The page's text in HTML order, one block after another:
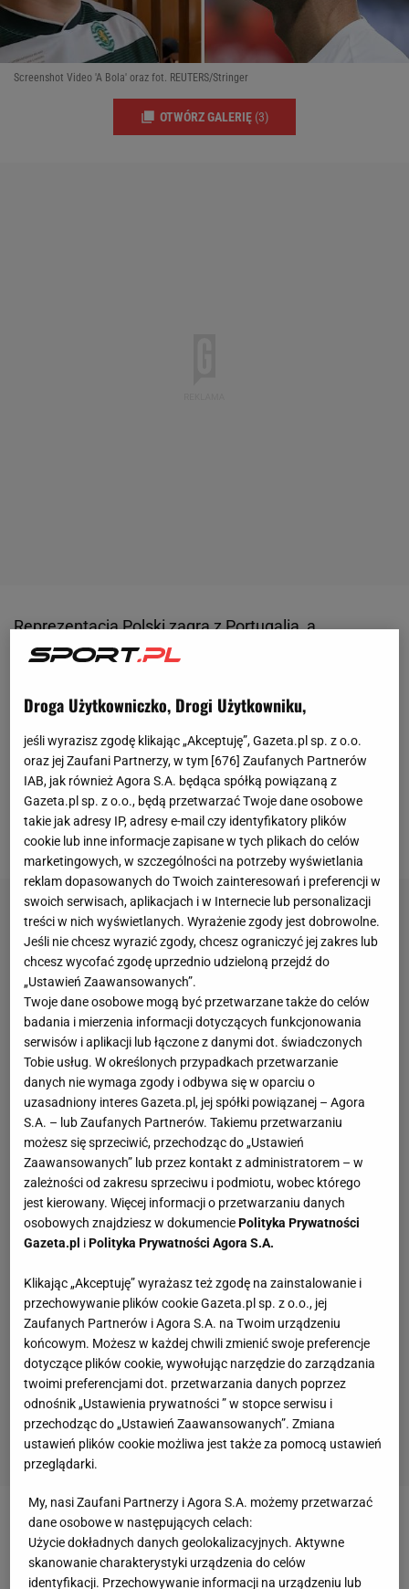
Screenshot Video 'A Bola' oraz fot. REUTERS/Stringer
OTWÓRZ GALERIĘ (3)
Reprezentacja Polski zagra z Portugalią, a
oczywiście największe wrażenie na
wykupili bilety na spotkanie, pod hotelem
portugalskiej kadry stali godzinami, by chociaż
zobaczyć 39-latka, a także polowali na zdjęcia i
autografy. Ronaldo pokusił się jedynie o pomachanie
do kibiców po wyjściu z autokaru, a i tak wywołał
ogromną wrzawę.
Zobacz wideoPortugalia i Ronaldo przybyli do
Warszawy. Kibice czekali na gwiazdy kilka godzin
Droga Użytkowniczko, Drogi Użytkowniku,
jeśli wyrazisz zgodę klikając „Akceptuję”, Gazeta.pl sp. z o.o.
oraz jej Zaufani Partnerzy, w tym [676] Zaufanych Partnerów
IAB, jak również Agora S.A. będąca spółką powiązaną z
Gazeta.pl sp. z o.o., będą przetwarzać Twoje dane osobowe
takie jak adresy IP, adresy e-mail czy identyfikatory plików
cookie lub inne informacje zapisane w tych plikach do celów
marketingowych, w szczególności na potrzeby wyświetlania
reklam dopasowanych do Twoich zainteresowań i preferencji w
swoich serwisach, aplikacjach i w Internecie lub personalizacji
treści w nich wyświetlanych. Wyrażenie zgody jest dobrowolne.
Jeśli nie chcesz wyrazić zgody, chcesz ograniczyć jej zakres lub
chcesz wycofać zgodę uprzednio udzieloną przejdź do
„Ustawień Zaawansowanych”.
Twoje dane osobowe mogą być przetwarzane także do celów
badania i mierzenia informacji dotyczących funkcjonowania
serwisów i aplikacji lub łączone z danymi dot. świadczonych
Tobie usług. W określonych przypadkach przetwarzanie
danych nie wymaga zgody i odbywa się w oparciu o
uzasadniony interes Gazeta.pl, jej spółki powiązanej – Agora
S.A. – lub Zaufanych Partnerów. Takiemu przetwarzaniu
możesz się sprzeciwić, przechodząc do „Ustawień
Zaawansowanych” lub przez kontakt z administratorem – w
zależności od zakresu sprzeciwu i podmiotu, wobec którego
jest kierowany. Więcej informacji o przetwarzaniu danych
osobowych znajdziesz w dokumenciePolityka Prywatności
Gazeta.pl iPolityka Prywatności Agora S.A.
Klikając „Akceptuję” wyrażasz też zgodę na zainstalowanie i
przechowywanie plików cookie Gazeta.pl sp. z o.o., jej
Zaufanych Partnerów i Agora S.A. na Twoim urządzeniu
końcowym. Możesz w każdej chwili zmienić swoje preferencje
dotyczące plików cookie, wywołując narzędzie do zarządzania
twoimi preferencjami dot. przetwarzania danych poprzez
odnośnik „Ustawienia prywatności ” w stopce serwisu i
przechodząc do „Ustawień Zaawansowanych”. Zmiana
ustawień plików cookie możliwa jest także za pomocą ustawień
przeglądarki.
My, nasi Zaufani Partnerzy i Agora S.A. możemy przetwarzać
dane osobowe w następujących celach:
Użycie dokładnych danych geolokalizacyjnych. Aktywne
skanowanie charakterystyki urządzenia do celów
identyfikacji. Przechowywanie informacji na urządzeniu lub